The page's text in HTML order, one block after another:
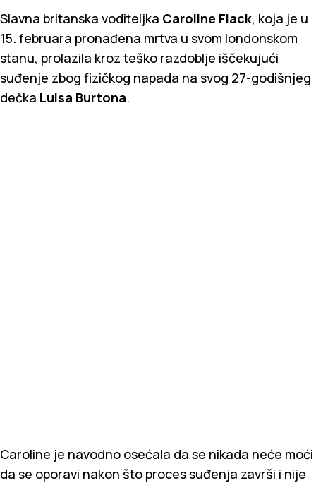
Slavna britanska voditeljka Caroline Flack, koja je u
15. februara pronađena mrtva u svom londonskom
stanu, prolazila kroz teško razdoblje iščekujući
suđenje zbog fizičkog napada na svog 27-godišnjeg
dečka Luisa Burtona.
Caroline je navodno osećala da se nikada neće moći
da se oporavi nakon što proces suđenja završi i nije